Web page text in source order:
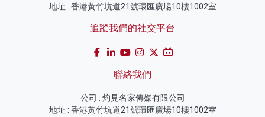
地址 : 香港黃竹坑道21號環匯廣場10樓1002室
追蹤我們的社交平台
聯絡我們
公司 : 灼見名家傳媒有限公司
地址 : 香港黃竹坑道21號環匯廣場10樓1002室